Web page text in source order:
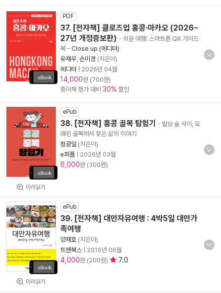
PDF
37. [전자책] 클로즈업 홍콩·마카오 (2026~
27년 개정증보판) - 쉬운 여행: 스마트폰 QR 가이드
북 - Close up (에디터)
유재우 손미경 (지은이)
에디터
2026년 04월
14,000원 (700원)
종이책 정가 대비 30% 할인
미리읽기
ePub
38. [전자책] 홍콩 골목 탐험기
- 빌딩 숲 사이, 오
래된 골목에서 찾은 삶의 이야기
정광일 (지은이)
e퍼플
2026년 03월
6,000원 (300원)
미리읽기
ePub
39. [전자책] 대만자유여행 : 4박5일 대만가
족여행
양재호 (지은이)
트랜북스
2016년 06월
4,000원 (200원) 7.0